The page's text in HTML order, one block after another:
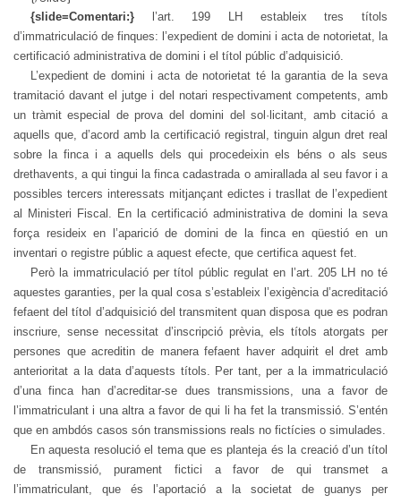
{slide=Comentari:}l’art. 199 LH estableix tres títols
d’immatriculació de finques: l’expedient de domini i acta de notorietat, la
certificació administrativa de domini i el títol públic d’adquisició.
L’expedient de domini i acta de notorietat té la garantia de la seva
tramitació davant el jutge i del notari respectivament competents, amb
un tràmit especial de prova del domini del sol·licitant, amb citació a
aquells que, d’acord amb la certificació registral, tinguin algun dret real
sobre la finca i a aquells dels qui procedeixin els béns o als seus
drethavents, a qui tingui la finca cadastrada o amirallada al seu favor i a
possibles tercers interessats mitjançant edictes i trasllat de l’expedient
al Ministeri Fiscal. En la certificació administrativa de domini la seva
força resideix en l’aparició de domini de la finca en qüestió en un
inventari o registre públic a aquest efecte, que certifica aquest fet.
Però la immatriculació per títol públic regulat en l’art. 205 LH no té
aquestes garanties, per la qual cosa s’estableix l’exigència d’acreditació
fefaent del títol d’adquisició del transmitent quan disposa que es podran
inscriure, sense necessitat d’inscripció prèvia, els títols atorgats per
persones que acreditin de manera fefaent haver adquirit el dret amb
anterioritat a la data d’aquests títols. Per tant, per a la immatriculació
d’una finca han d’acreditar-se dues transmissions, una a favor de
l’immatriculant i una altra a favor de qui li ha fet la transmissió. S’entén
que en ambdós casos són transmissions reals no fictícies o simulades.
En aquesta resolució el tema que es planteja és la creació d’un títol
de transmissió, purament fictici a favor de qui transmet a
l’immatriculant, que és l’aportació a la societat de guanys per